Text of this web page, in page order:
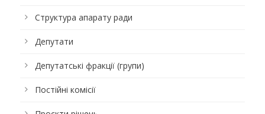
Структура апарату ради
Депутати
Депутатські фракції (групи)
Постійні комісії